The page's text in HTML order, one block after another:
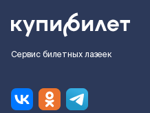
Сервис билетных лазеек